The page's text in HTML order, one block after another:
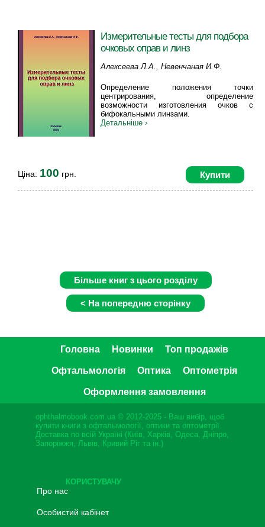
Измерительные тесты для подбора
очковых оправ и линз
Алексеева Л.А., Невенчаная И.Ф.
Определение положения точки
центрирования, определение
возможности изготовления очков с
бифокальными линзами.
Детальніше ›
Купити
Ціна: 100 грн.
Головна Новинки Топ продажів
Офтальмологія Оптика Оптометрія
Оформлення замовлення
ophthalmobook.com.ua © 2012-2025 - Ваш вибір, щоб
купити книги з офтальмології, оптики та оптометрії.
Доставка по всій Україні (Київ, Харків, Одеса, Дніпро,
Запоріжжя, Львів, Кривий Ріг та ін.)
КОРИСТУВАЧУ
Про нас
Особистий кабінет